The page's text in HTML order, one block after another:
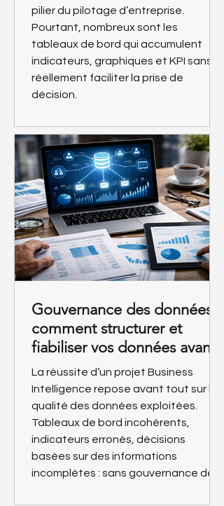
pilier du pilotage d’entreprise.
Pourtant, nombreux sont les
tableaux de bord qui accumulent
indicateurs, graphiques et KPI sans
réellement faciliter la prise de
décision.
Gouvernance des données :
comment structurer et
fiabiliser vos données avant
un projet BI ?
La réussite d’un projet Business
Intelligence repose avant tout sur la
qualité des données exploitées.
Tableaux de bord incohérents,
indicateurs erronés, décisions
basées sur des informations
incomplètes : sans gouvernance des